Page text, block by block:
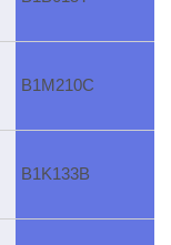
B1M210C
B1K133B